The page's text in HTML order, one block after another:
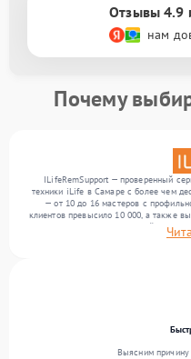
Отзывы 4.9
нам
Почему
ILifeRemSupport — проверенный
техники iLife в Самаре с более чем
— от 10 до 16 мастеров с
клиентов превысило 10 000, а также
000. Ежемесячно в сервисный центр
работаем с широким спектром
Выясним причину